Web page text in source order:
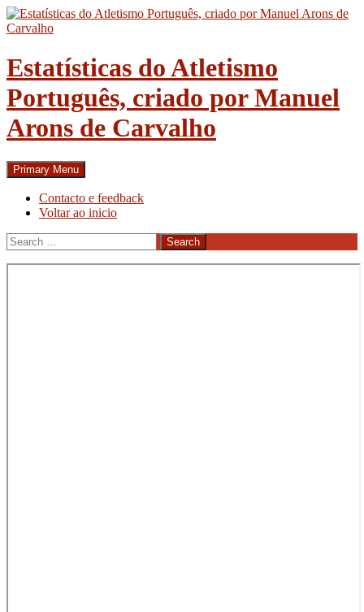
Skip
to
Estatísticas do Atletismo
Português, criado por Manuel
Arons de Carvalho
Search
Primary Menu
Contacto e feedback
Voltar ao inicio
Search
for: